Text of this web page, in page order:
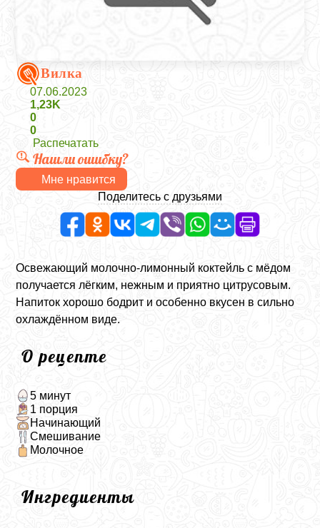
Вилка
07.06.2023
1,23K
0
0
Распечатать
Нашли ошибку?
Мне нравится
Поделитесь с друзьями
Освежающий молочно-лимонный коктейль с мёдом
получается лёгким, нежным и приятно цитрусовым.
Напиток хорошо бодрит и особенно вкусен в сильно
охлаждённом виде.
О рецепте
5 минут
1 порция
Начинающий
Смешивание
Молочное
Ингредиенты